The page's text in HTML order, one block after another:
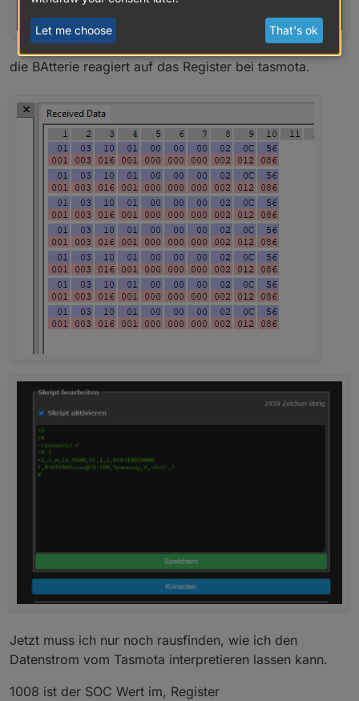
die BAtterie reagiert auf das Register bei tasmota.
Jetzt muss ich nur noch rausfinden, wie ich den
Datenstrom vom Tasmota interpretieren lassen kann.
1008 ist der SOC Wert im, Register
Let me choose That's ok